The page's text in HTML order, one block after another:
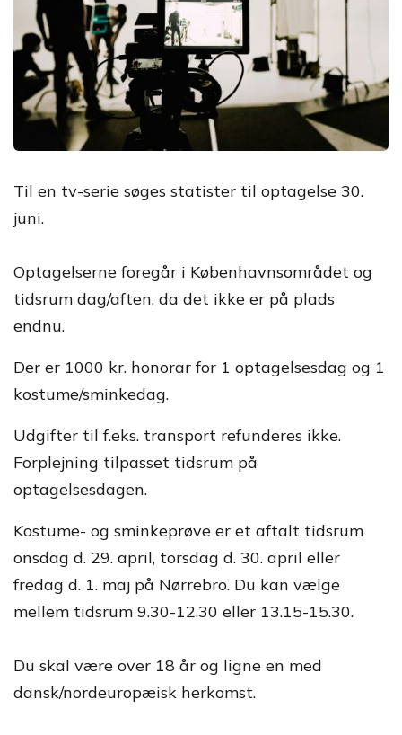
Til en tv-serie søges statister til optagelse 30.
juni.
Optagelserne foregår i Københavnsområdet og
tidsrum dag/aften, da det ikke er på plads
endnu.
Der er 1000 kr. honorar for 1 optagelsesdag og 1
kostume/sminkedag.
Udgifter til f.eks. transport refunderes ikke.
Forplejning tilpasset tidsrum på
optagelsesdagen.
Kostume- og sminkeprøve er et aftalt tidsrum
onsdag d. 29. april, torsdag d. 30. april eller
fredag d. 1. maj på Nørrebro. Du kan vælge
mellem tidsrum 9.30-12.30 eller 13.15-15.30.
Du skal være over 18 år og ligne en med
dansk/nordeuropæisk herkomst.